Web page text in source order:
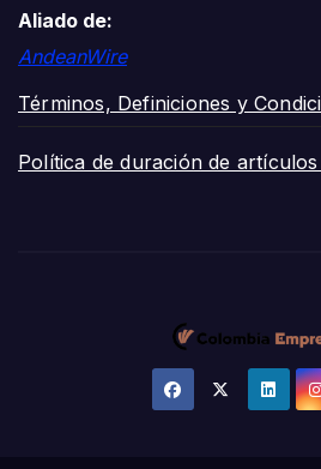
Aliado de:
AndeanWire
Términos, Definiciones y
Política de duración de